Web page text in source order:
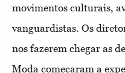
movimentos culturais,
vanguardistas. Os
nos fazerem chegar as
Moda começaram a